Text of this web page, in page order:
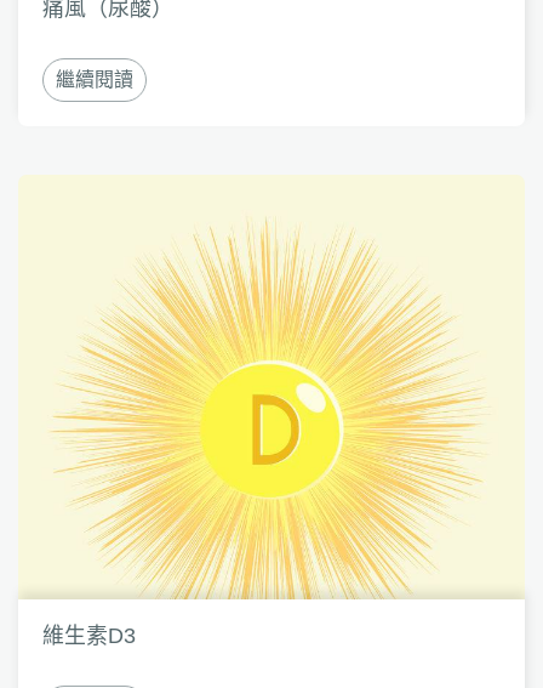
痛風（尿酸）
繼續閱讀
維生素D3